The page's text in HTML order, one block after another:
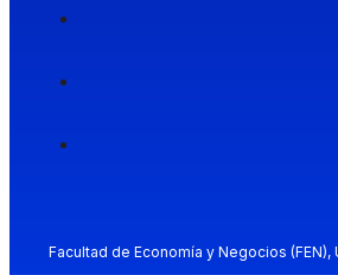
Facultad de Economía y Negocios